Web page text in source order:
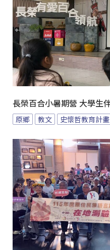
長榮百合小暑期營 大學生
原鄉 教文 史懷哲教育計畫